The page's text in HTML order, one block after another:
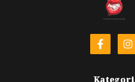
Kategori